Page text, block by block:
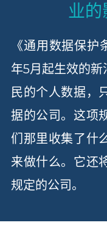
业的
《通用数据保
年5月起生效的
民的个人数据，
据的公司。这项
们那里收集了什
来做什么。它还
规定的公司。